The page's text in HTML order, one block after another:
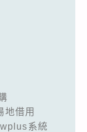
地借用
系統